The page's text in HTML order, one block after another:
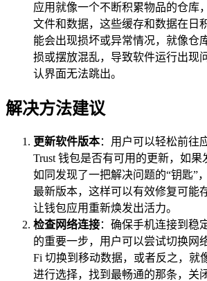
应用就像一个不断积累物品的仓库
文件和数据，这些缓存和数据在日
能会出现损坏或异常情况，就像仓
损或摆放混乱，导致软件运行出现
认界面无法跳出。
解决方法建议
更新软件版本：用户可以轻松前往
Trust 钱包是否有可用的更新，如
如同发现了一把解决问题的“钥匙”
最新版本，这样可以有效修复可能
让钱包应用重新焕发出活力。
检查网络连接：确保手机连接到稳
的重要一步，用户可以尝试切换网
Fi 切换到移动数据，或者反之，就
进行选择，找到最畅通的那条，关